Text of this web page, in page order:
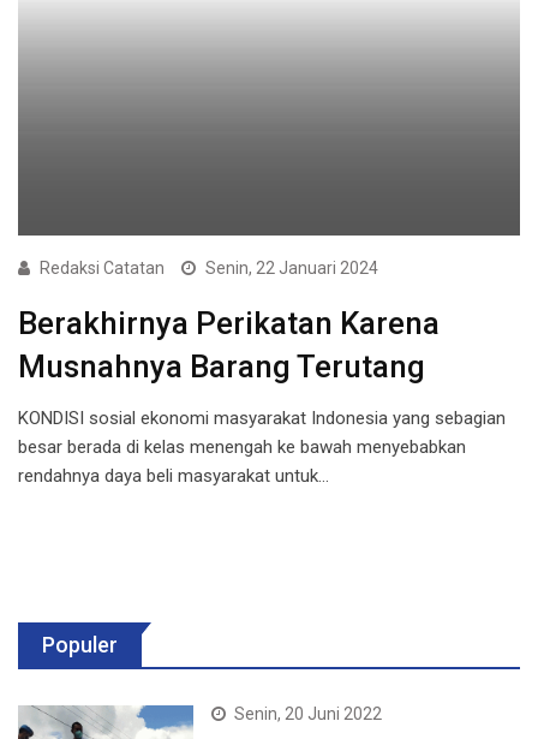
Redaksi Catatan Senin, 22 Januari 2024
Berakhirnya Perikatan Karena
Musnahnya Barang Terutang
KONDISI sosial ekonomi masyarakat Indonesia yang sebagian
besar berada di kelas menengah ke bawah menyebabkan
rendahnya daya beli masyarakat untuk…
Populer
Senin, 20 Juni 2022